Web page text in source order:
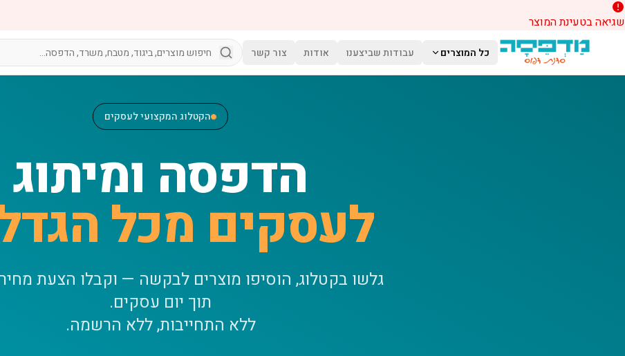
שגיאה בטעינת המוצר
דלג לתוכן הראשי
כל המוצרים עבודות שביצענו אודות צור קשר
הקטלוג המקצועי לעסקים
הדפסה ומיתוג
לעסקים מכל
גלשו בקטלוג, הוסיפו מוצרים לבקשה — וקבלו הצעת
תוך יום עסקים.
ללא התחייבות, ללא הרשמה.